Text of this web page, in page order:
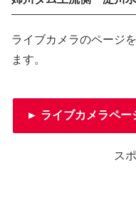
ライブカメラのページ
ます。
► ライブカメラペー
ス